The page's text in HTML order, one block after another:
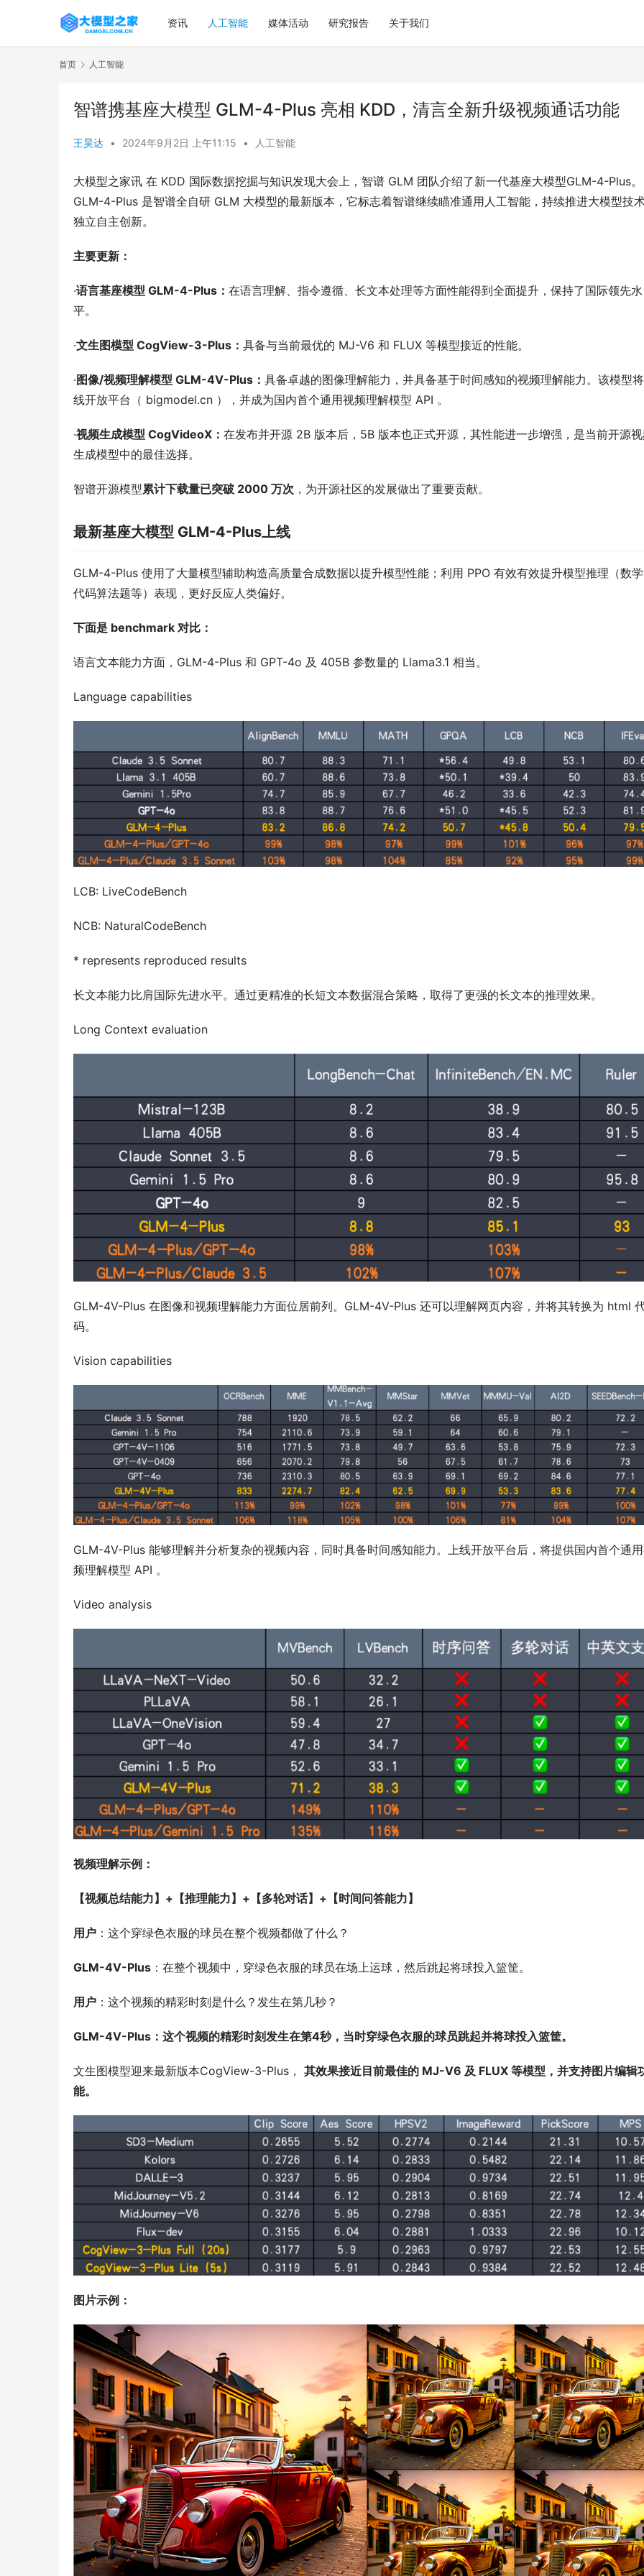
资讯 人工智能 媒体活动 研究报告 关于我们
首页 人工智能
智谱携基座大模型 GLM-4-Plus 亮相 KDD，清言全新升级视频通话功能
王昊达 • 2024年9月2日 上午11:15 • 人工智能
大模型之家讯 在 KDD 国际数据挖掘与知识发现大会上，智谱 GLM 团队介绍了新一代基座大模型GLM-4-Plus。
GLM-4-Plus 是智谱全自研 GLM 大模型的最新版本，它标志着智谱继续瞄准通用人工智能，持续推进大模型技
独立自主创新。
主要更新：
·语言基座模型 GLM-4-Plus： 在语言理解、指令遵循、长文本处理等方面性能得到全面提升，保持了国际领先水
平。
·文生图模型 CogView-3-Plus： 具备与当前最优的 MJ-V6 和 FLUX 等模型接近的性能。
· 图像/视频理解模型 GLM-4V-Plus： 具备卓越的图像理解能力，并具备基于时间感知的视频理解能力。该模型
线开放平台（ bigmodel.cn ），并成为国内首个通用视频理解模型 API 。
·视频生成模型 CogVideoX： 在发布并开源 2B 版本后，5B 版本也正式开源，其性能进一步增强，是当前开源
生成模型中的最佳选择。
智谱开源模型累计下载量已突破 2000 万次 ，为开源社区的发展做出了重要贡献。
最新基座大模型 GLM-4-Plus上线
GLM-4-Plus 使用了大量模型辅助构造高质量合成数据以提升模型性能；利用 PPO 有效有效提升模型推理（数
代码算法题等）表现，更好反应人类偏好。
下面是 benchmark 对比：
语言文本能力方面，GLM-4-Plus 和 GPT-4o 及 405B 参数量的 Llama3.1 相当。
Language capabilities
LCB: LiveCodeBench
NCB: NaturalCodeBench
* represents reproduced results
长文本能力比肩国际先进水平。通过更精准的长短文本数据混合策略，取得了更强的长文本的推理效果。
Long Context evaluation
GLM-4V-Plus 在图像和视频理解能力方面位居前列。GLM-4V-Plus 还可以理解网页内容，并将其转换为 html
码。
Vision capabilities
GLM-4V-Plus 能够理解并分析复杂的视频内容，同时具备时间感知能力。上线开放平台后，将提供国内首个通
频理解模型 API 。
Video analysis
视频理解示例：
【视频总结能力】+【推理能力】+【多轮对话】+【时间问答能力】
用户 ：这个穿绿色衣服的球员在整个视频都做了什么？
GLM-4V-Plus ：在整个视频中，穿绿色衣服的球员在场上运球，然后跳起将球投入篮筐。
用户 ：这个视频的精彩时刻是什么？发生在第几秒？
GLM-4V-Plus：这个视频的精彩时刻发生在第4秒，当时穿绿色衣服的球员跳起并将球投入篮筐。
文生图模型迎来最新版本CogView-3-Plus， 其效果接近目前最佳的 MJ-V6 及 FLUX 等模型，并支持图片编辑
能。
图片示例：